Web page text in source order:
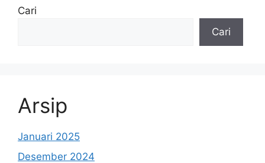
Cari
Cari
Arsip
Januari 2025
Desember 2024